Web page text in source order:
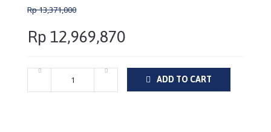
Rp 13,371,000
Rp 12,969,870
ADD TO CART